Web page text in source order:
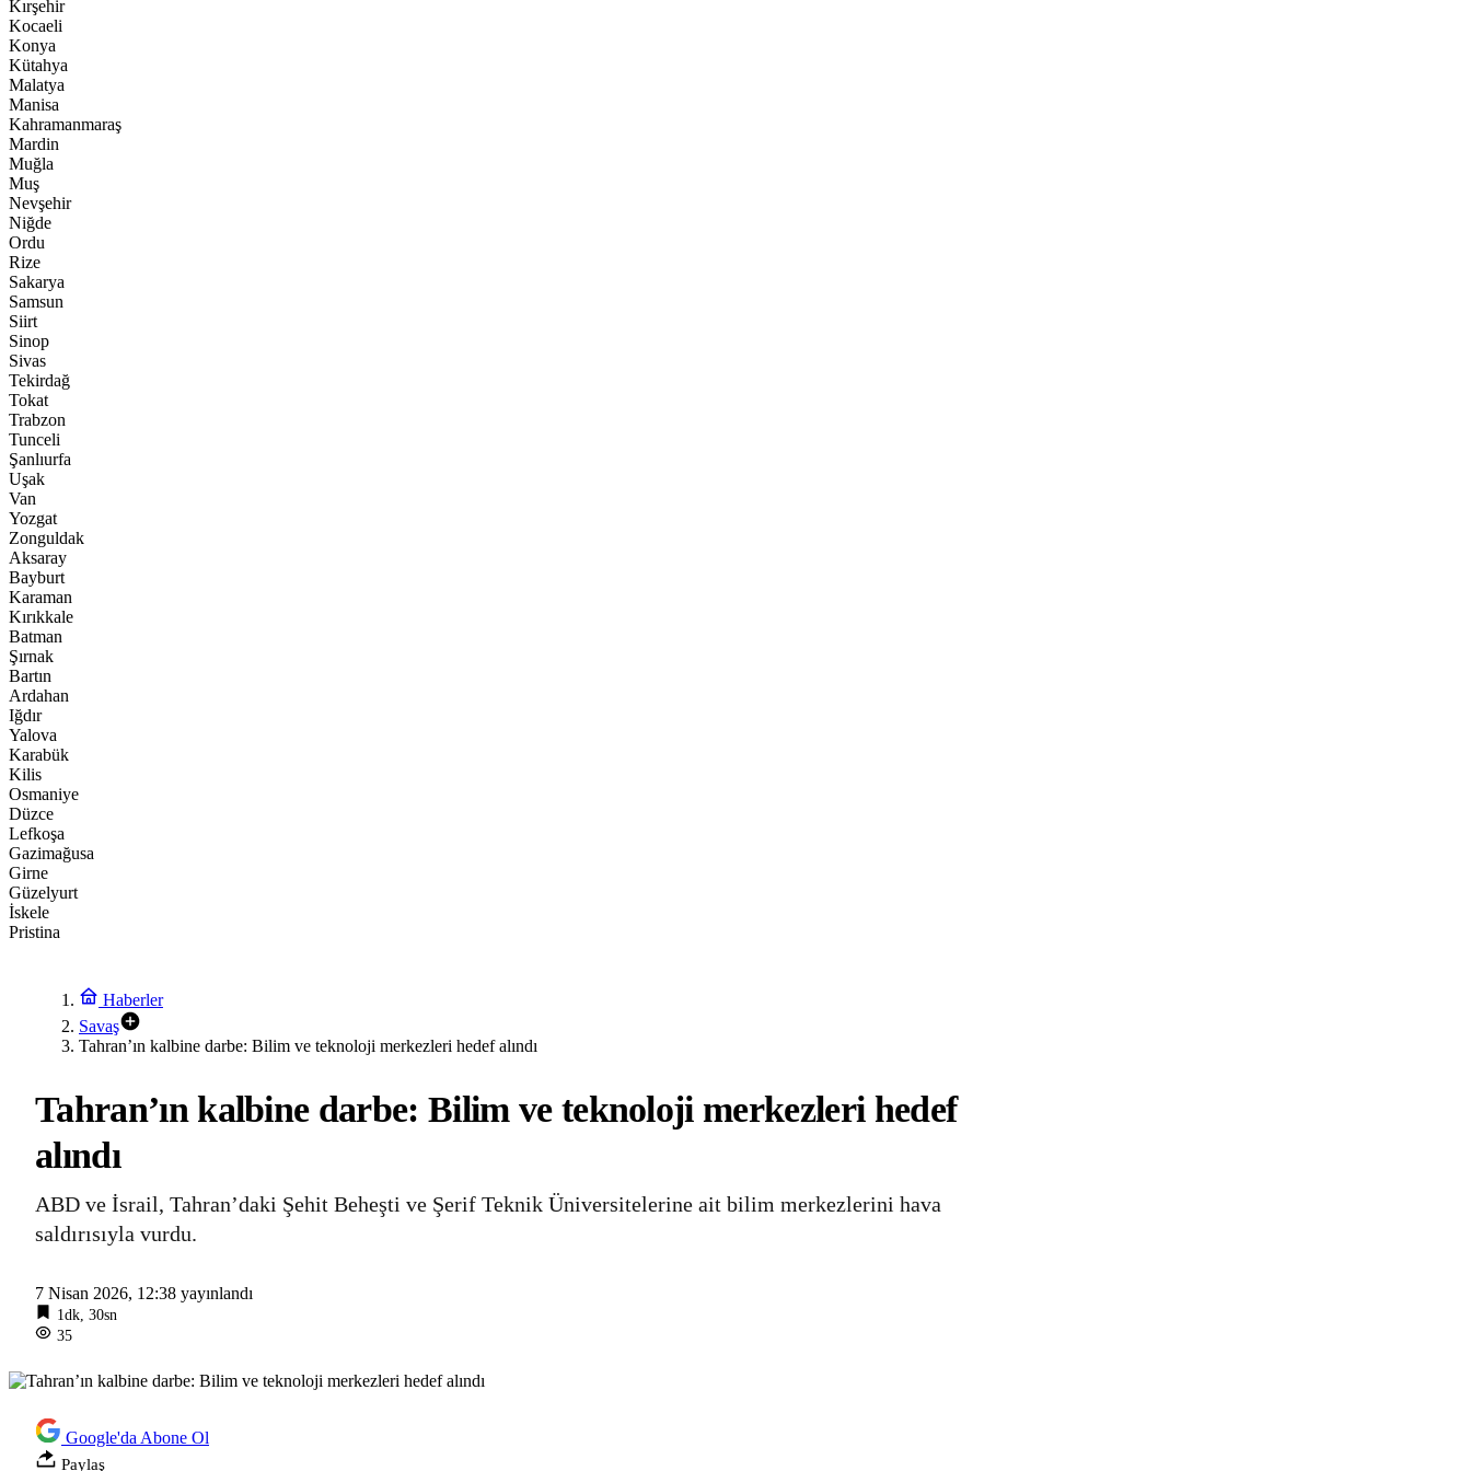
Kırşehir
Kocaeli
Konya
Kütahya
Malatya
Manisa
Kahramanmaraş
Mardin
Muğla
Muş
Nevşehir
Niğde
Ordu
Rize
Sakarya
Samsun
Siirt
Sinop
Sivas
Tekirdağ
Tokat
Trabzon
Tunceli
Şanlıurfa
Uşak
Van
Yozgat
Zonguldak
Aksaray
Bayburt
Karaman
Kırıkkale
Batman
Şırnak
Bartın
Ardahan
Iğdır
Yalova
Karabük
Kilis
Osmaniye
Düzce
Lefkoşa
Gazimağusa
Girne
Güzelyurt
İskele
Pristina
Haberler
Savaş
Tahran’ın kalbine darbe: Bilim ve teknoloji merkezleri hedef alındı
Tahran’ın kalbine darbe: Bilim ve teknoloji merkezleri hedef
alındı
ABD ve İsrail, Tahran’daki Şehit Beheşti ve Şerif Teknik Üniversitelerine ait bilim merkezlerini hava
saldırısıyla vurdu.
7 Nisan 2026, 12:38 yayınlandı
1dk, 30sn
35
Google'da Abone Ol
Paylaş